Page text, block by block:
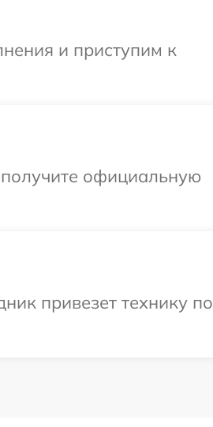
и приступим к
официальную
привезет технику по